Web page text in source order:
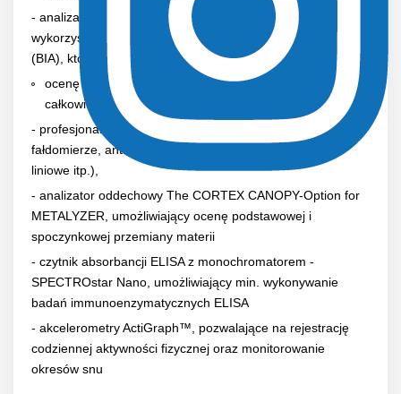
- analizator składu ciała TANITA DC-430 S MA
wykorzystujący technologię Impedancji Bioelektrycznej
(BIA), który umożliwia:
ocenę zawartości tkanki tłuszczowej, tkanki mięśniowej,
całkowitej zawartości wody
- profesjonalny sprzęt antropometryczny ( w tym
fałdomierze, antropometry, cyrkle kabłąkowe, suwaki
liniowe itp.),
- analizator oddechowy The CORTEX CANOPY-Option for
METALYZER, umożliwiający ocenę podstawowej i
spoczynkowej przemiany materii
- czytnik absorbancji ELISA z monochromatorem -
SPECTROstar Nano, umożliwiający min. wykonywanie
badań immunoenzymatycznych ELISA
- akcelerometry ActiGraph™, pozwalające na rejestrację
codziennej aktywności fizycznej oraz monitorowanie
okresów snu